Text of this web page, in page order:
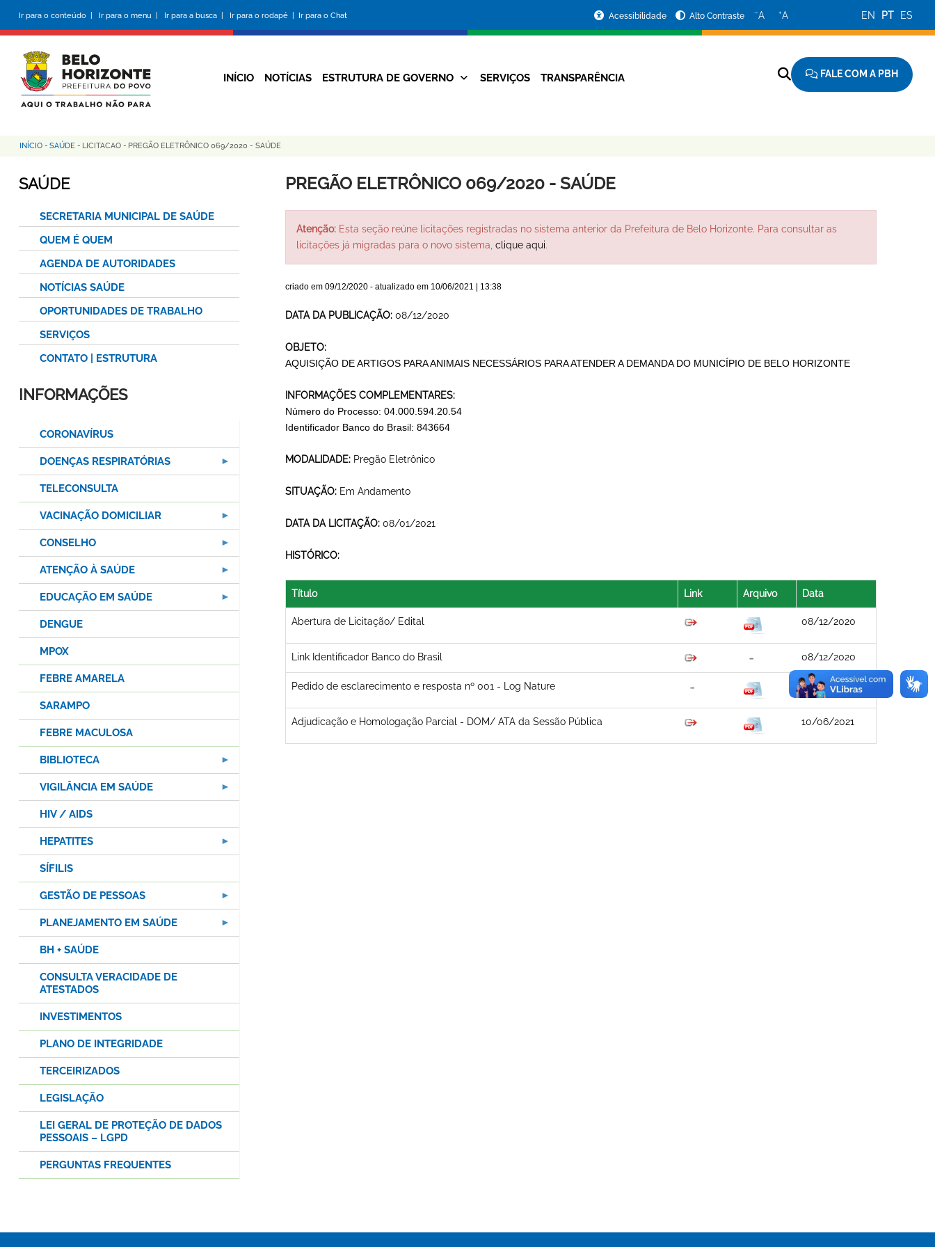
conteúdo
principal
Ir para o conteúdo | Ir para o menu | Ir para a busca | Ir para o rodapé | Ir para o Chat
da
Prefeitura
Acessibilidade Alto Contraste −A +A EN PT ES
Navegação
INÍCIO NOTÍCIAS ESTRUTURA DE GOVERNO SERVIÇOS TRANSPARÊNCIA FALE COM A PBH
Trilha
de
INÍCIO - SAÚDE - LICITACAO - PREGÃO ELETRÔNICO 069/2020 - SAÚDE
PREGÃO ELETRÔNICO 069/2020 - SAÚDE
Atenção:Esta seção reúne licitações registradas no sistema anterior da Prefeitura de Belo Horizonte. Para consultar as
licitações já migradas para o novo sistema, clique aqui.
criado em 09/12/2020- atualizado em 10/06/2021 | 13:38
DATA DA PUBLICAÇÃO: 08/12/2020
OBJETO:
AQUISIÇÃO DE ARTIGOS PARA ANIMAIS NECESSÁRIOS PARA ATENDER A DEMANDA DO MUNICÍPIO DE BELO HORIZONTE
INFORMAÇÕES COMPLEMENTARES:
Número do Processo: 04.000.594.20.54
Identificador Banco do Brasil: 843664
MODALIDADE: Pregão Eletrônico
SITUAÇÃO: Em Andamento
DATA DA LICITAÇÃO: 08/01/2021
HISTÓRICO:
Título Link Arquivo Data
Abertura de Licitação/ Edital 08/12/2020
Link Identificador Banco do Brasil 08/12/2020
Pedido de esclarecimento e resposta nº 001 - Log Nature 07/01/2021
Adjudicação e Homologação Parcial - DOM/ ATA da Sessão Pública 10/06/2021
SAÚDE
SECRETARIA MUNICIPAL DE SAÚDE
QUEM É QUEM
AGENDA DE AUTORIDADES
NOTÍCIAS SAÚDE
OPORTUNIDADES DE TRABALHO
SERVIÇOS
CONTATO | ESTRUTURA
INFORMAÇÕES
CORONAVÍRUS
DOENÇAS RESPIRATÓRIAS
TELECONSULTA
VACINAÇÃO DOMICILIAR
CONSELHO
ATENÇÃO À SAÚDE
EDUCAÇÃO EM SAÚDE
DENGUE
MPOX
FEBRE AMARELA
SARAMPO
FEBRE MACULOSA
BIBLIOTECA
VIGILÂNCIA EM SAÚDE
HIV / AIDS
HEPATITES
SÍFILIS
GESTÃO DE PESSOAS
PLANEJAMENTO EM SAÚDE
BH + SAÚDE
CONSULTA VERACIDADE DE
ATESTADOS
INVESTIMENTOS
PLANO DE INTEGRIDADE
TERCEIRIZADOS
LEGISLAÇÃO
LEI GERAL DE PROTEÇÃO DE DADOS
PESSOAIS – LGPD
PERGUNTAS FREQUENTES